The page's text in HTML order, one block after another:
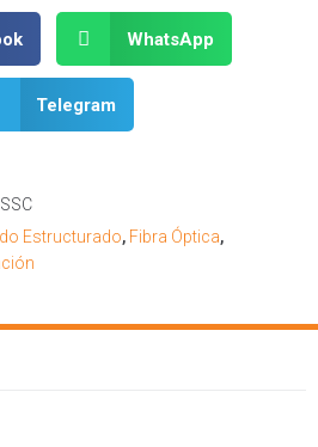
WhatsApp
Telegram
Estructurado, Fibra Óptica,